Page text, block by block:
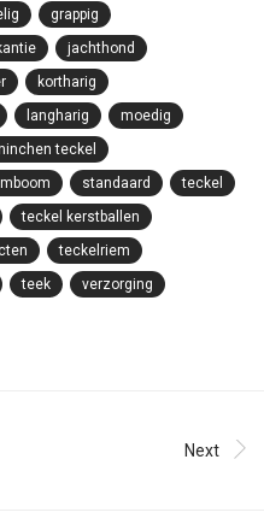
grappig
jachthond
kortharig
langharig
moedig
teckel
standaard
teckel
teckel kerstballen
teckelriem
teek
verzorging
Next